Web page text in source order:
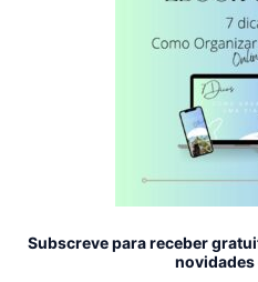
Subscreve para receber